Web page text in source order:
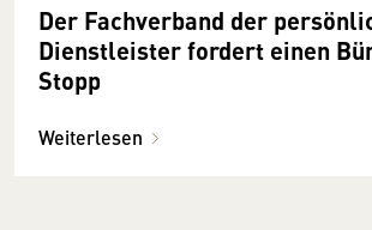
Der Fachverband der
Dienstleister fordert einen
Stopp
Weiterlesen